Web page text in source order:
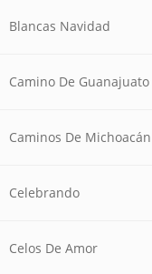
Blancas Navidad
Camino De Guanajuato
Caminos De Michoacán
Celebrando
Celos De Amor